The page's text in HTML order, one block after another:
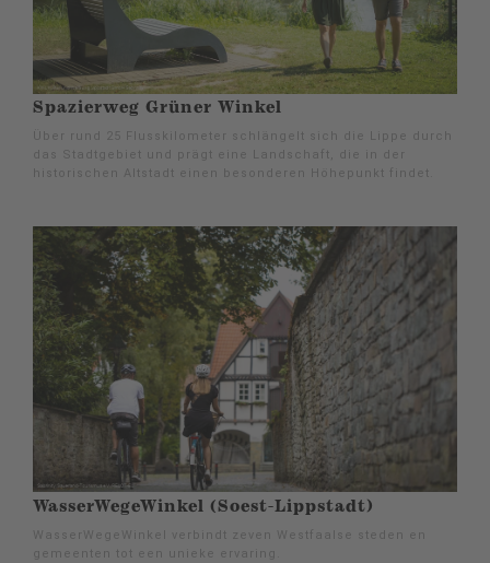
Spazierweg Grüner Winkel
Über rund 25 Flusskilometer schlängelt sich die Lippe durch
das Stadtgebiet und prägt eine Landschaft, die in der
historischen Altstadt einen besonderen Höhepunkt findet.
WasserWegeWinkel (Soest-Lippstadt)
WasserWegeWinkel verbindt zeven Westfaalse steden en
gemeenten tot een unieke ervaring.